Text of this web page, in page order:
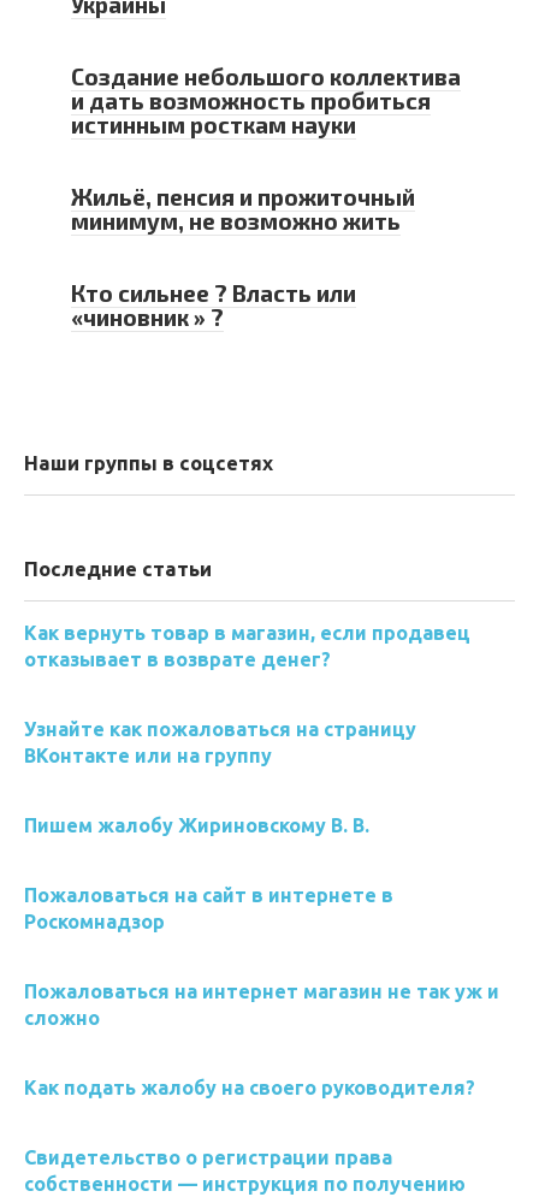
Создание небольшого коллектива
и дать возможность пробиться
истинным росткам науки
Жильё, пенсия и прожиточный
минимум, не возможно жить
Кто сильнее ? Власть или
«чиновник » ?
Наши группы в соцсетях
Последние статьи
Как вернуть товар в магазин, если продавец
отказывает в возврате денег?
Узнайте как пожаловаться на страницу
ВКонтакте или на группу
Пишем жалобу Жириновскому В. В.
Пожаловаться на сайт в интернете в
Роскомнадзор
Пожаловаться на интернет магазин не так уж и
сложно
Как подать жалобу на своего руководителя?
Свидетельство о регистрации права
собственности — инструкция по получению